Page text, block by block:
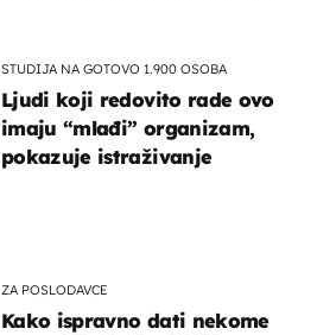
STUDIJA NA GOTOVO 1.900 OSOBA
Ljudi koji redovito rade ovo
imaju “mlađi” organizam,
pokazuje istraživanje
ZA POSLODAVCE
Kako ispravno dati nekome